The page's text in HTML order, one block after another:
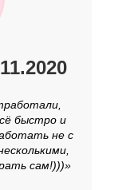
быстро и
не с
сам!)))»